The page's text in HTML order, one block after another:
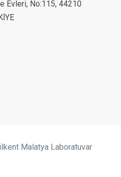
Evleri, No:115, 44210
Malatya Laboratuvar